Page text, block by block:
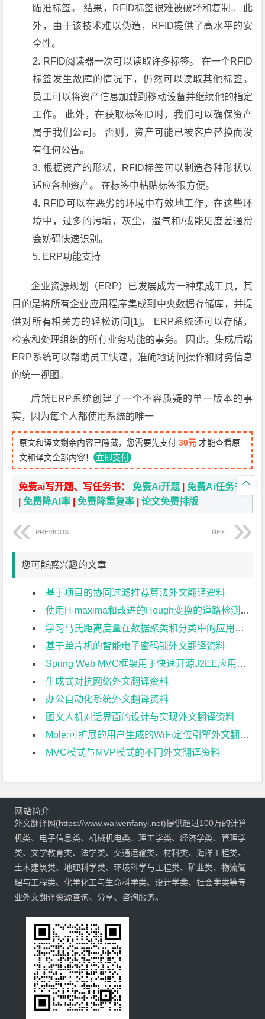
瞄准标签。 结果，RFID标签很难被破坏和复制。 此
外，由于该技术难以伪造，RFID提供了高水平的安
全性。
RFID阅读器一次可以读取许多标签。 在一个RFID
标签发生故障的情况下，仍然可以读取其他标签。
员工可以将资产信息加载到移动设备并继续他的指定
工作。 此外，在获取标签ID时，我们可以确保资产
属于我们公司。 否则，资产可能已被客户替换而没
有任何公告。
根据资产的形状，RFID标签可以制造各种形状以
适应各种资产。 在标签中粘贴标签很方便。
RFID可以在恶劣的环境中有效地工作，在这些环
境中，过多的污垢，灰尘，湿气和/或能见度差通常
会妨碍快速识别。
ERP功能支持
企业资源规划（ERP）已发展成为一种集成工具，其
目的是将所有企业应用程序集成到中央数据存储库，并提
供对所有相关方的轻松访问[1]。 ERP系统还可以存储，
检索和处理组织的所有业务功能的事务。 因此，集成后端
ERP系统可以帮助员工快速，准确地访问操作和财务信息
的统一视图。
后端ERP系统创建了一个不容质疑的单一版本的事
实，因为每个人都使用系统的唯一
原文和译文剩余内容已隐藏，您需要先支付30元 才能查看原
文和译文全部内容！ 立即支付
免费ai写开题、写任务书：免费Ai开题 |免费Ai任务书
|免费降AI率 |免费降重复率 |论文免费排版
PREVIOUS NEXT
您可能感兴趣的文章
基于项目的协同过滤推荐算法外文翻译资料
使用H-maxima和改进的Hough变换的道路检测外文翻译资料
学习马氏距离度量在数据聚类和分类中的应用外文翻译资料
基于单片机的智能电子密码锁外文翻译资料
Spring Web MVC框架用于快速开源J2EE应用开发:案例研究外文翻译资料
生成式对抗网络外文翻译资料
办公自动化系统外文翻译资料
图文人机对话界面的设计与实现外文翻译资料
Mole:可扩展的用户生成的WiFi定位引擎外文翻译资料
MVC模式与MVP模式的不同外文翻译资料

网站简介
外文翻译网(https://www.waiwenfanyi.net)提供超过100万的计算
机类、电子信息类、机械机电类、理工学类、经济学类、管理学
类、文学教育类、法学类、交通运输类、材料类、海洋工程类、
土木建筑类、地理科学类、环境科学与工程类、矿业类、物流管
理与工程类、化学化工与生命科学类、设计学类、社会学类等专
业外文翻译资源查询、分享、咨询服务。